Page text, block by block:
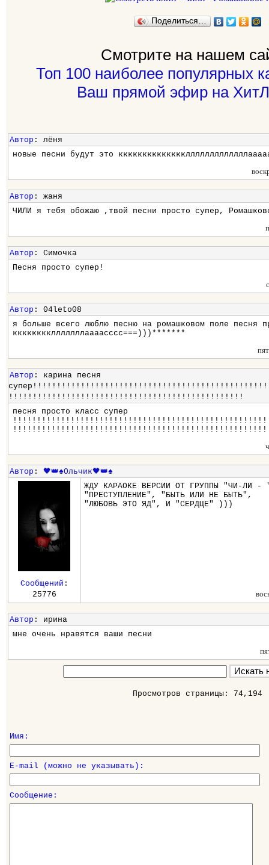
Поделиться…
Смотрите на нашем
Топ 100 наиболее популярных
Ваш прямой эфир на
Автор : лёня
новые песни будут это
Автор : жаня
ЧИЛИ я тебя обожаю ,твой песни просто супер,
Автор : Симочка
Песня просто супер!
Автор : 04leto08
я больше всего люблю песню на ромашковом поле песня
кккккккклллллллаааасссс===)))*******
Автор : карина песня
!!!!!!!!!!!!!!!!!!!!!!!!!!!!!!!!!!!!!!!!!!!!!!!!!
песня просто класс супер
Автор : 🖤👑♠️Ольчик🖤👑♠️
ЖДУ КАРАОКЕ ВЕРСИИ ОТ ГРУППЫ "ЧИ-ЛИ -
"ПРЕСТУПЛЕНИЕ", "БЫТЬ ИЛИ НЕ БЫТЬ",
"ЛЮБОВЬ ЭТО ЯД", И "СЕРДЦЕ" )))
Сообщений :
25776
Автор : ирина
мне очень нравятся ваши песни
Просмотров страницы: 74,194
Имя:
E-mail (можно не указывать):
Сообщение: